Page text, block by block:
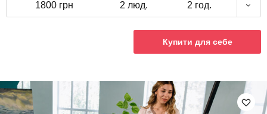
1800 грн 2 люд. 2 год.
Купити для себе